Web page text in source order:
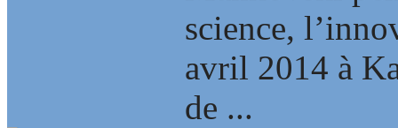
science,
avril 2014 à
de ...